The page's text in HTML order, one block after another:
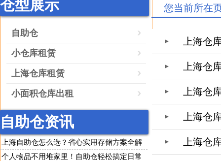
自助仓
小仓库租赁
上海仓库租赁
小面积仓库出租
仓型展示 您当前所在
上海仓
上海仓
上海仓
上海仓
上海仓
自助仓资讯
上海自助仓怎么选？省心实用存储方案全解
析
个人物品不用堆家里！自助仓轻松搞定日常